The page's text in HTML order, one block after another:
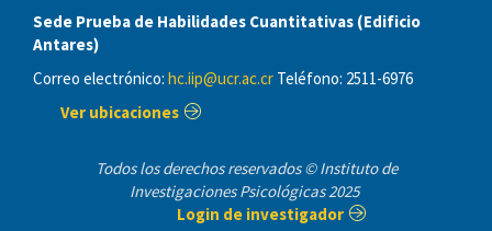
Sede Prueba de Habilidades Cuantitativas (Edificio
Antares)
Correo electrónico: hc.iip@ucr.ac.cr Teléfono: 2511-6976
Ver ubicaciones
Todos los derechos reservados © Instituto de
Investigaciones Psicológicas 2025
Login de investigador